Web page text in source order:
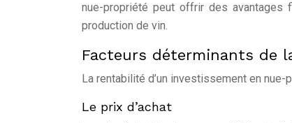
nue-propriété peut offrir des avantages
production de vin.
Facteurs déterminants de
La rentabilité d’un investissement en
Le prix d’achat